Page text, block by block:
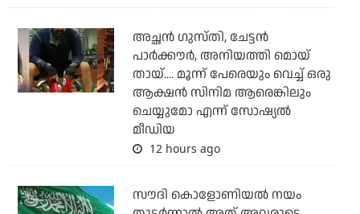
അച്ഛന്‍ ഗുസ്തി, ചേട്ടന്‍
പാര്‍ക്കൗര്‍, അനിയത്തി മൊയ്
തായ്.... മൂന്ന് പേരെയും വെച്ച് ഒരു
ആക്ഷന്‍ സിനിമ ആരെങ്കിലും
ചെയ്യുമോ എന്ന് സോഷ്യല്‍
മീഡിയ
12 hours ago
സൗദി കൊളോണിയല്‍ നയം